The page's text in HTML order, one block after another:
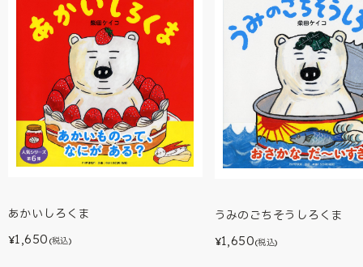
あかいしろくま
¥1,650 (税込)
うみのごちそうしろくま
¥1,650(税込)